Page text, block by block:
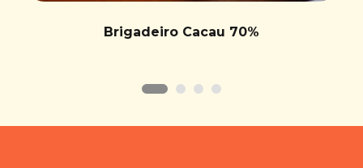
Brigadeiro Cacau 70%